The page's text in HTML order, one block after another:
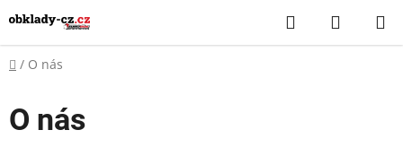
na
obsah
Hledat
KOŠÍK
Domů
/ O nás
O nás